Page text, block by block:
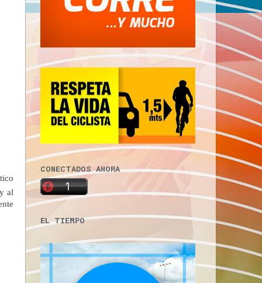
al
CONECTADOS AHORA
EL TIEMPO